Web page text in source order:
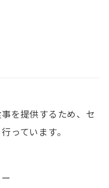
を提供するため、セ
っています。